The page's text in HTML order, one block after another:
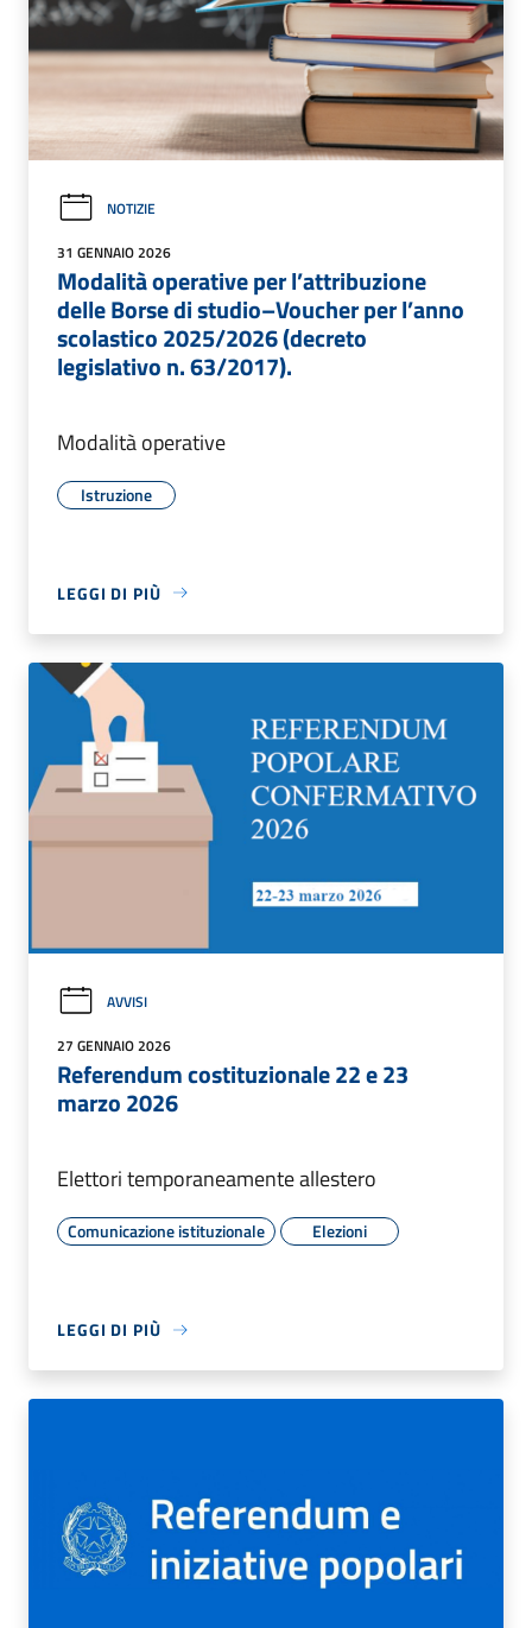
NOTIZIE
31 GENNAIO 2026
Modalità operative per l’attribuzione
delle Borse di studio–Voucher per l’anno
scolastico 2025/2026 (decreto
legislativo n. 63/2017).
Modalità operative
Istruzione
LEGGI DI PIÙ
AVVISI
27 GENNAIO 2026
Referendum costituzionale 22 e 23
marzo 2026
Elettori temporaneamente allestero
Comunicazione istituzionale Elezioni
LEGGI DI PIÙ